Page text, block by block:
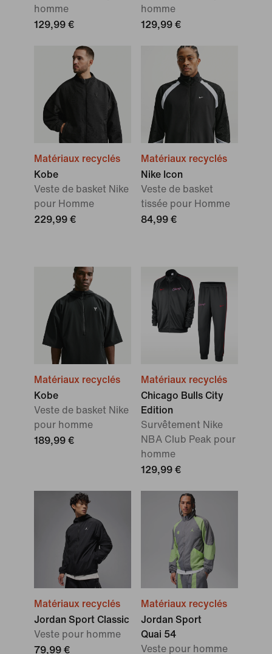
homme
129,99 €
homme
129,99 €
Matériaux recyclés
Kobe
Veste de basket Nike
pour Homme
229,99 €
Matériaux recyclés
Nike Icon
Veste de basket
tissée pour Homme
84,99 €
Matériaux recyclés
Kobe
Veste de basket Nike
pour homme
189,99 €
Matériaux recyclés
Chicago Bulls City
Edition
Survêtement Nike
NBA Club Peak pour
homme
129,99 €
Matériaux recyclés
Jordan Sport Classic
Veste pour homme
79,99 €
Matériaux recyclés
Jordan Sport
Quai 54
Veste pour homme